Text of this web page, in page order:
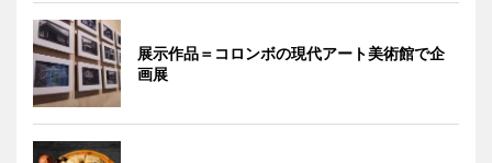
展示作品＝コロンボの現代アート美術館で企
画展